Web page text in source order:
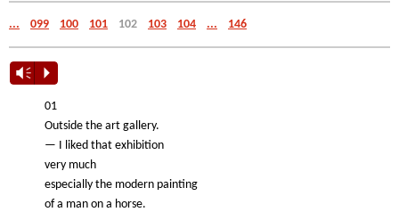
... 099 100 101 102 103 104 ... 146
Vm P
01
Outside the art gallery.
— I liked that exhibition
very much
especially the modern painting
of a man on a horse.